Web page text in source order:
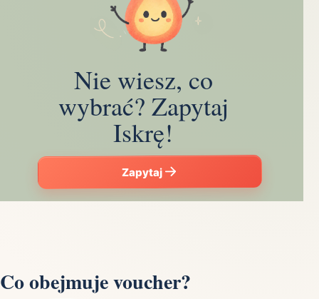
Nie wiesz, co
wybrać? Zapytaj
Iskrę!
Zapytaj
Co obejmuje voucher?